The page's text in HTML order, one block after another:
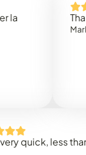
Thank
less than